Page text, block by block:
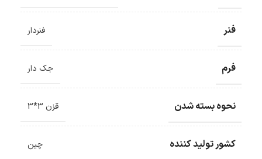
فنر فنردار
فرم جک دار
نحوه بسته شدن قزن 3*3
کشور تولید کننده چین